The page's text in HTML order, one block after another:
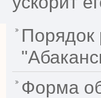
Порядок
Форма